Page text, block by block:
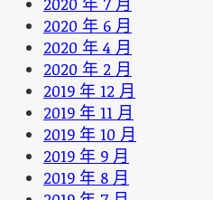
2020 年 6 月
2020 年 4 月
2020 年 2 月
2019 年 12 月
2019 年 11 月
2019 年 10 月
2019 年 9 月
2019 年 8 月